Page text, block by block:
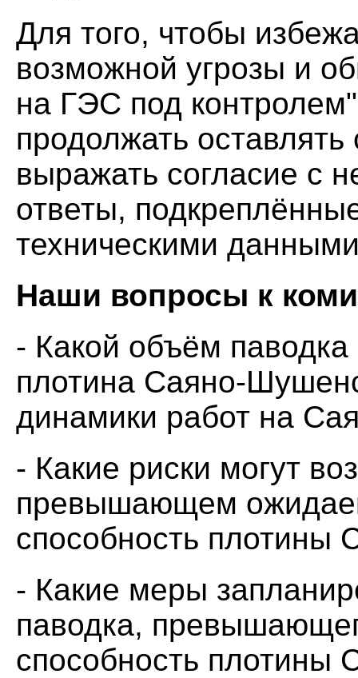
Для того, чтобы
возможной угрозы и
на ГЭС под
продолжать
выражать согласие с
ответы,
техническими
Наши вопросы к
- Какой объём паводка
плотина Саяно-
динамики работ на
- Какие риски могут
превышающем
способность
- Какие меры
паводка,
способность